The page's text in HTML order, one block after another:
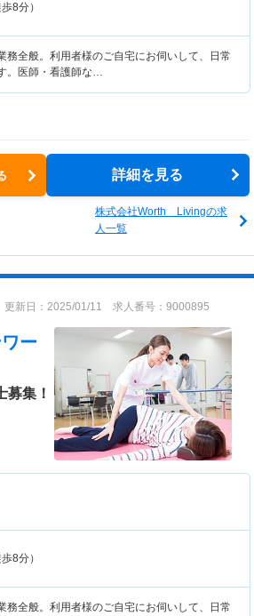
8分）
全般。利用者様のご自宅にお伺いして、日常
。医師・看護師な…
詳細を見る
株式会社Worth Livingの求
人一覧
更新日：2025/01/11 求人番号：9000895
ー
募集！
8分）
全般。利用者様のご自宅にお伺いして、日常